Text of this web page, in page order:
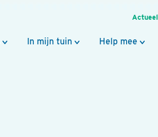
Actueel
In mijn tuin Help mee